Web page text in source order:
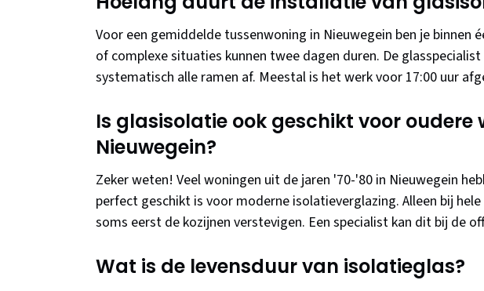
Voor een gemiddelde tussenwoning in Nieuwegein ben je binnen
of complexe situaties kunnen twee dagen duren. De
systematisch alle ramen af. Meestal is het werk voor 17:00 uur
Is glasisolatie ook geschikt voor oudere
Nieuwegein?
Zeker weten! Veel woningen uit de jaren '70-'80 in Nieuwegein
perfect geschikt is voor moderne isolatieverglazing. Alleen bij
soms eerst de kozijnen verstevigen. Een specialist kan dit bij de
Wat is de levensduur van isolatieglas?